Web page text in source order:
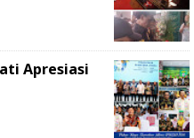
Apresiasi